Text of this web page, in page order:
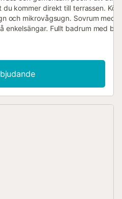
kommer direkt till terrassen. Kök
och mikrovågsugn. Sovrum med
enkelsängar. Fullt badrum med
från restauranger och
kommer att bäras av
Fråga om våra priser för
GR/